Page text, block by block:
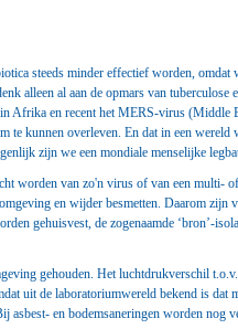
steeds minder effectief worden, omdat
alleen al aan de opmars van
Afrika en recent het MERS-virus (Middle
te kunnen overleven. En dat in een wereld
zijn we een mondiale menselijke
worden van zo'n virus of van een multi-
en wijder besmetten. Daarom zijn
gehuisvest, de zogenaamde ‘bron’-
gehouden. Het luchtdrukverschil
uit de laboratoriumwereld bekend is dat
en bodemsaneringen worden nog